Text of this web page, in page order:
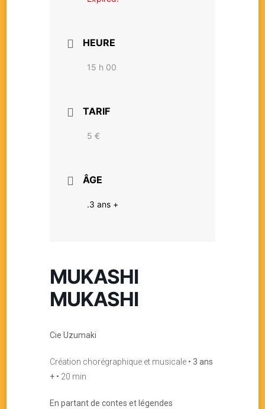
HEURE
15 h 00
TARIF
5 €
ÂGE
.3 ans +
MUKASHI
MUKASHI
Cie Uzumaki
Création chorégraphique et musicale • 3 ans
+ • 20 min
En partant de contes et légendes